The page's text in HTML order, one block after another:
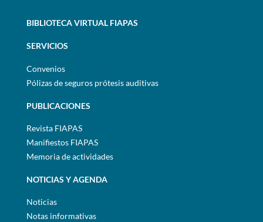
BIBLIOTECA VIRTUAL FIAPAS
SERVICIOS
Convenios
Pólizas de seguros prótesis auditivas
PUBLICACIONES
Revista FIAPAS
Manifiestos FIAPAS
Memoria de actividades
NOTICIAS Y AGENDA
Noticias
Notas informativas